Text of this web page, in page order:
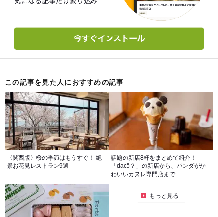
この記事を見た人におすすめの記事
〈関西版〉桜の季節はもうすぐ！ 絶
景お花見レストラン9選
話題の新店8軒をまとめて紹介！
「dacō？」の新店から、パンダがか
わいいカヌレ専門店まで
もっと見る